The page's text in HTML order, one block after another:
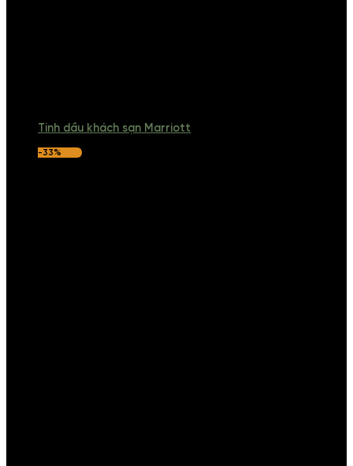
Tinh dầu khách sạn Marriott
-33%